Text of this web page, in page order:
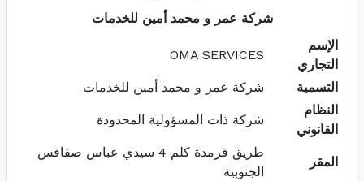
شركة عمر و محمد أمين للخدمات
الإسم
التجاري
OMA SERVICES
التسمية
شركة عمر و محمد أمين للخدمات
النظام
القانوني
شركة ذات المسؤولية المحدودة
المقر
طريق قرمدة كلم 4 سيدي عباس صفاقس
الجنوبية